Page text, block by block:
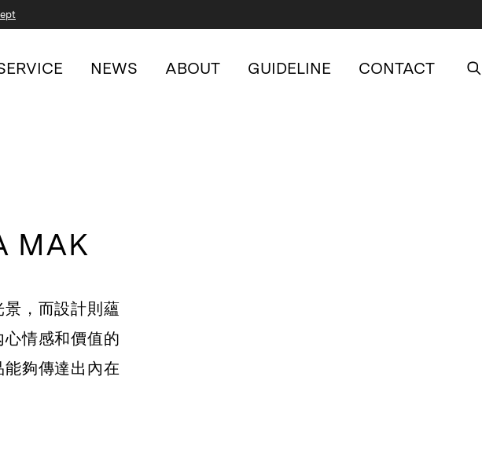
NEWS ABOUT GUIDELINE CONTACT
MAK
，而設計則蘊
情感和價值的
夠傳達出內在